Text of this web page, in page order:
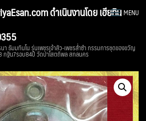
ดำเนินงานโดย เฮียทิน MENU
ธัมมทินโน รุ่นเพชรเจ้าสัว-เพชรล่ำซำ กรรมการชุดของขวัญ
กฐิน7รอบ84ปี วัดป่าโสตถิพล สกลนคร